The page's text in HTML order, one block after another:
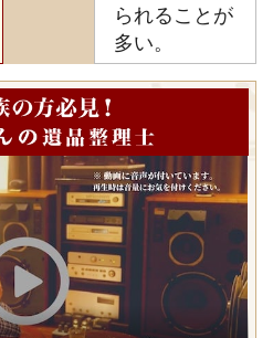
られることが
多い。